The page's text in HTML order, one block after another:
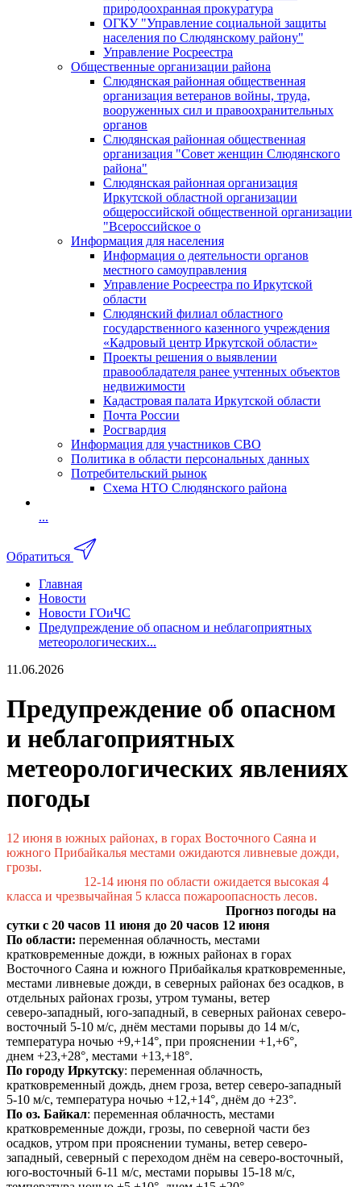
природоохранная прокуратура
ОГКУ "Управление социальной защиты
населения по Слюдянскому району"
Управление Росреестра
Общественные организации района
Слюдянская районная общественная
организация ветеранов войны, труда,
вооруженных сил и правоохранительных
органов
Слюдянская районная общественная
организация "Совет женщин Слюдянского
района"
Слюдянская районная организация
Иркутской областной организации
общероссийской общественной организации
"Всероссийское о
Информация для населения
Информация о деятельности органов
местного самоуправления
Управление Росреестра по Иркутской
области
Слюдянский филиал областного
государственного казенного учреждения
«Кадровый центр Иркутской области»
Проекты решения о выявлении
правообладателя ранее учтенных объектов
недвижимости
Кадастровая палата Иркутской области
Почта России
Росгвардия
Информация для участников СВО
Политика в области персональных данных
Потребительский рынок
Схема НТО Слюдянского района
...
Обратиться
Главная
Новости
Новости ГОиЧС
Предупреждение об опасном и неблагоприятных
метеорологических...
11.06.2026
Предупреждение об опасном
и неблагоприятных
метеорологических явлениях
погоды
12 июня в южных районах, в горах Восточного Саяна и
южного Прибайкалья местами ожидаются ливневые дожди,
грозы.
12-14 июня по области ожидается высокая 4
класса и чрезвычайная 5 класса пожароопасность лесов.
Прогноз погоды на
сутки с 20 часов 11 июня до 20 часов 12 июня
По области: переменная облачность, местами
кратковременные дожди, в южных районах в горах
Восточного Саяна и южного Прибайкалья кратковременные,
местами ливневые дожди, в северных районах без осадков, в
отдельных районах грозы, утром туманы, ветер
северо-западный, юго-западный, в северных районах северо-
восточный 5-10 м/с, днём местами порывы до 14 м/с,
температура ночью +9,+14°, при прояснении +1,+6°,
днем +23,+28°, местами +13,+18°.
По городу Иркутску: переменная облачность,
кратковременный дождь, днем гроза, ветер северо-западный
5-10 м/с, температура ночью +12,+14°, днём до +23°.
По оз. Байкал: переменная облачность, местами
кратковременные дожди, грозы, по северной части без
осадков, утром при прояснении туманы, ветер северо-
западный, северный с переходом днём на северо-восточный,
юго-восточный 6-11 м/с, местами порывы 15-18 м/с,